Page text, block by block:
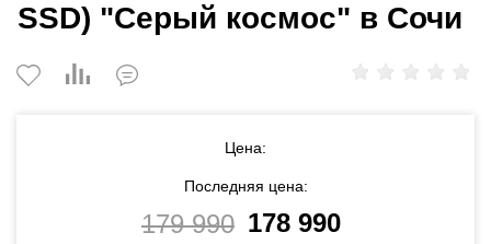
SSD) "Серый космос" в Сочи
Цена:
Последняя цена:
179 990 178 990